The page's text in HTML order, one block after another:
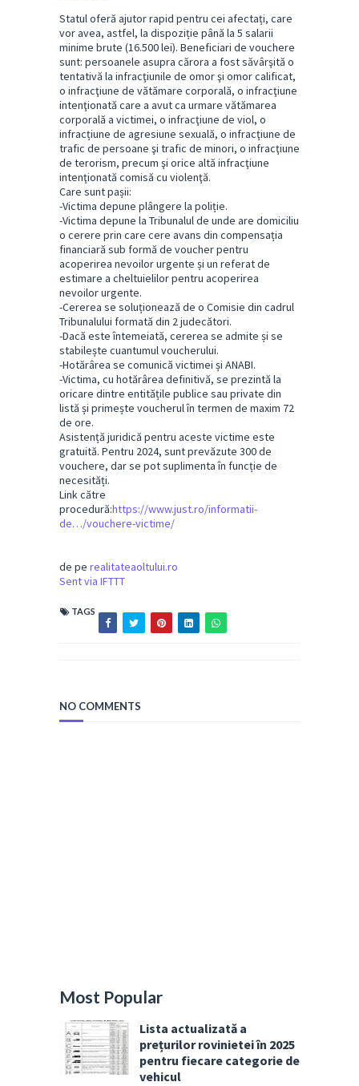
Statul oferă ajutor rapid pentru cei afectați, care
vor avea, astfel, la dispoziție până la 5 salarii
minime brute (16.500 lei). Beneficiari de vouchere
sunt: persoanele asupra cărora a fost săvârşită o
tentativă la infracţiunile de omor şi omor calificat,
o infracţiune de vătămare corporală, o infracţiune
intenţionată care a avut ca urmare vătămarea
corporală a victimei, o infracţiune de viol, o
infracțiune de agresiune sexuală, o infracţiune de
trafic de persoane şi trafic de minori, o infracţiune
de terorism, precum şi orice altă infracţiune
intenţionată comisă cu violenţă.
Care sunt pașii:
-Victima depune plângere la poliție.
-Victima depune la Tribunalul de unde are domiciliu
o cerere prin care cere avans din compensația
financiară sub formă de voucher pentru
acoperirea nevoilor urgente și un referat de
estimare a cheltuielilor pentru acoperirea
nevoilor urgente.
-Cererea se soluționează de o Comisie din cadrul
Tribunalului formată din 2 judecători.
-Dacă este întemeiată, cererea se admite și se
stabilește cuantumul voucherului.
-Hotărârea se comunică victimei și ANABI.
-Victima, cu hotărârea definitivă, se prezintă la
oricare dintre entitățile publice sau private din
listă și primește voucherul în termen de maxim 72
de ore.
Asistență juridică pentru aceste victime este
gratuită. Pentru 2024, sunt prevăzute 300 de
vouchere, dar se pot suplimenta în funcție de
necesități.
Link către
procedură:https://www.just.ro/informatii-
de…/vouchere-victime/
de pe realitateaoltului.ro
Sent via IFTTT
TAGS
NO COMMENTS
Most Popular
Lista actualizată a
prețurilor rovinietei în 2025
pentru fiecare categorie de
vehicul